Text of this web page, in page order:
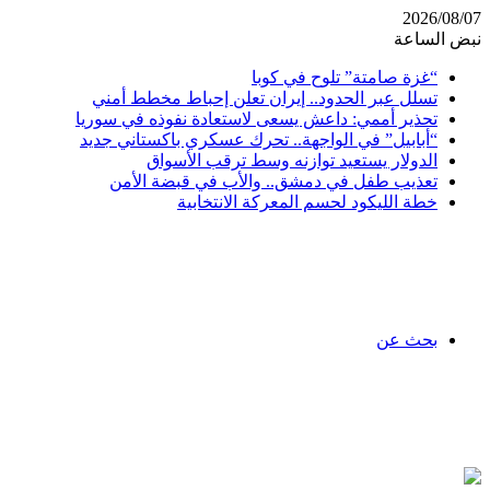
2026/08/07
نبض الساعة
“غزة صامتة” تلوح في كوبا
تسلل عبر الحدود.. إيران تعلن إحباط مخطط أمني
تحذير أممي: داعش يسعى لاستعادة نفوذه في سوريا
“أبابيل” في الواجهة.. تحرك عسكري باكستاني جديد
الدولار يستعيد توازنه وسط ترقب الأسواق
تعذيب طفل في دمشق.. والأب في قبضة الأمن
خطة الليكود لحسم المعركة الانتخابية
بحث عن